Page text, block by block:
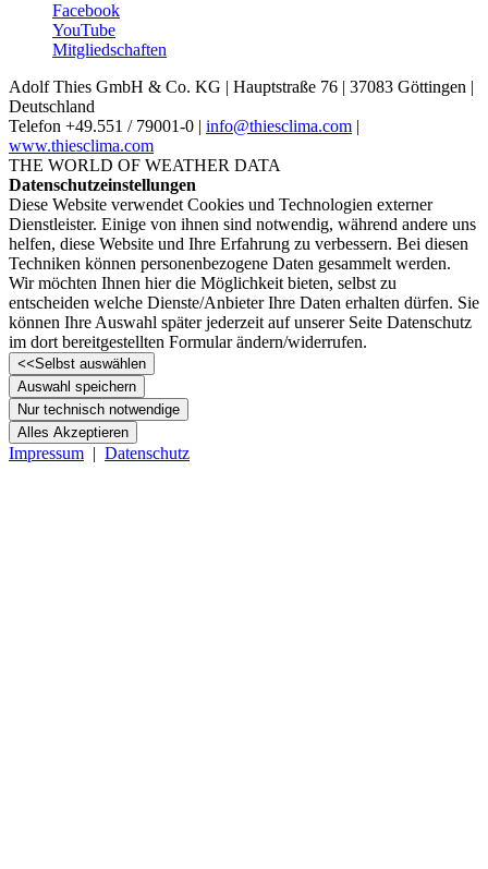
Facebook
YouTube
Mitgliedschaften
Adolf Thies GmbH & Co. KG | Hauptstraße 76 | 37083 Göttingen |
Deutschland
Telefon +49.551 /­ 79001-0 | info@thiesclima.com |
www.thiesclima.com
THE WORLD OF WEATHER DATA
Datenschutzeinstellungen
Diese Website verwendet Cookies und Technologien externer
Dienstleister. Einige von ihnen sind notwendig, während andere uns
helfen, diese Website und Ihre Erfahrung zu verbessern. Bei diesen
Techniken können personenbezogene Daten gesammelt werden.
Wir möchten Ihnen hier die Möglichkeit bieten, selbst zu
entscheiden welche Dienste/­Anbieter Ihre Daten erhalten dürfen. Sie
können Ihre Auswahl später jederzeit auf unserer Seite Datenschutz
im dort bereitgestellten Formular ändern/­widerrufen.
<<Selbst auswählen
Auswahl speichern
Nur technisch notwendige
Alles Akzeptieren
Impressum | Datenschutz